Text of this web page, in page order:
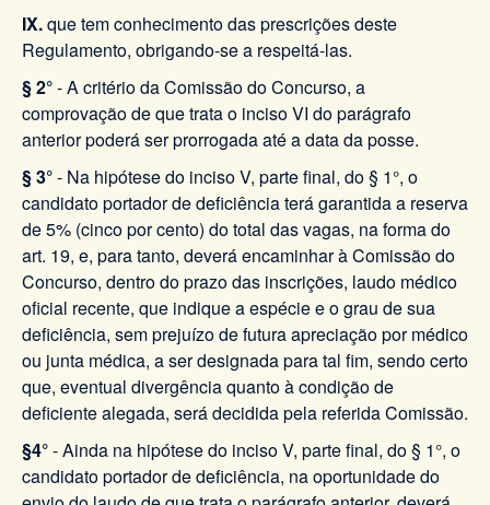
IX.que tem conhecimento das prescrições deste
Regulamento, obrigando-se a respeitá-las.
§ 2°- A critério da Comissão do Concurso, a
comprovação de que trata o inciso VI do parágrafo
anterior poderá ser prorrogada até a data da posse.
§ 3°- Na hipótese do inciso V, parte final, do § 1°, o
candidato portador de deficiência terá garantida a reserva
de 5% (cinco por cento) do total das vagas, na forma do
art. 19, e, para tanto, deverá encaminhar à Comissão do
Concurso, dentro do prazo das inscrições, laudo médico
oficial recente, que indique a espécie e o grau de sua
deficiência, sem prejuízo de futura apreciação por médico
ou junta médica, a ser designada para tal fim, sendo certo
que, eventual divergência quanto à condição de
deficiente alegada, será decidida pela referida Comissão.
§4°- Ainda na hipótese do inciso V, parte final, do § 1°, o
candidato portador de deficiência, na oportunidade do